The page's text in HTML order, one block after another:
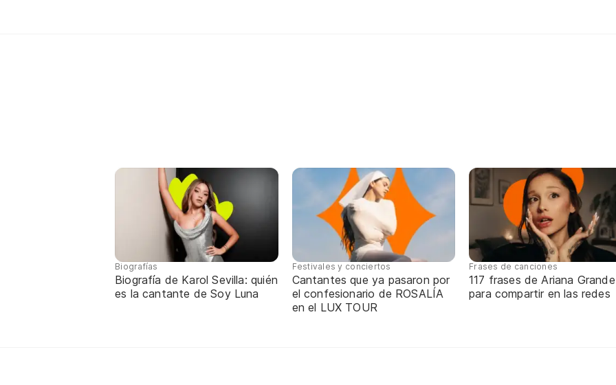
Biografías
Biografía de Karol Sevilla: quién
es la cantante de Soy Luna
Festivales y conciertos
Cantantes que ya pasaron por
el confesionario de ROSALÍA
en el LUX TOUR
Frases de canciones
117 frases de Ariana Grande
para compartir en las redes